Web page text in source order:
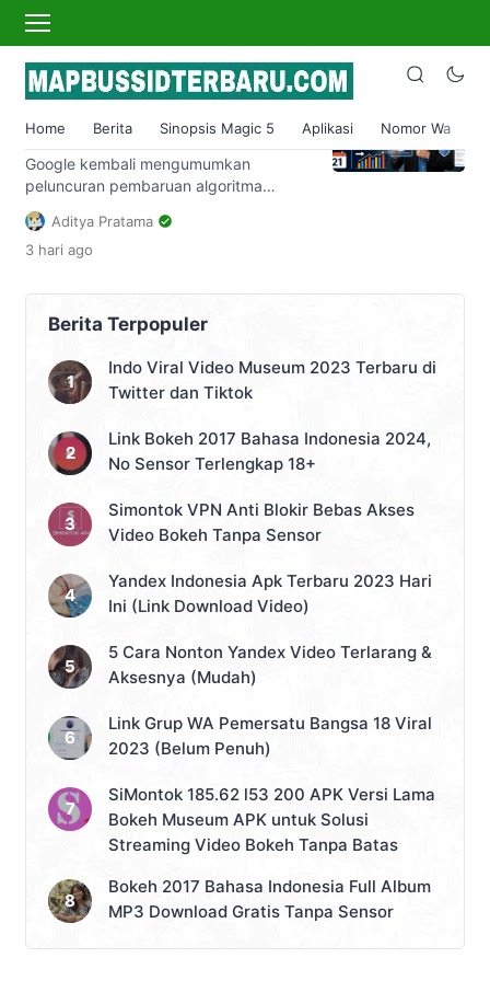
Home Berita Sinopsis Magic 5 Aplikasi Nomor Wa
google core update
Google Rilis Core Update Mei
Diketahui Pemilik Website?
Google kembali mengumumkan
peluncuran pembaruan algoritma
utamanya, yaitu Core Update Mei
2026, pada hari Kamis, 21 Mei 2026.
Pengumuman resmi ini dirilis melalui
akun resmi Google Search Central di
media sosial X. ​Ini merupakan
pembaruan inti pencarian (broad core
update) kedua yang diluncurkan
Google sepanjang tahun 2026, setelah
sebelumnya merilis […]
Aditya Pratama
3 hari ago
Berita Terpopuler
Indo Viral Video Museum 2023 Terbaru di
Twitter dan Tiktok
Link Bokeh 2017 Bahasa Indonesia 2024,
No Sensor Terlengkap 18+
Simontok VPN Anti Blokir Bebas Akses
Video Bokeh Tanpa Sensor
Yandex Indonesia Apk Terbaru 2023 Hari
Ini (Link Download Video)
5 Cara Nonton Yandex Video Terlarang &
Aksesnya (Mudah)
Link Grup WA Pemersatu Bangsa 18 Viral
2023 (Belum Penuh)
SiMontok 185.62 l53 200 APK Versi Lama
Bokeh Museum APK untuk Solusi
Streaming Video Bokeh Tanpa Batas
Bokeh 2017 Bahasa Indonesia Full Album
MP3 Download Gratis Tanpa Sensor